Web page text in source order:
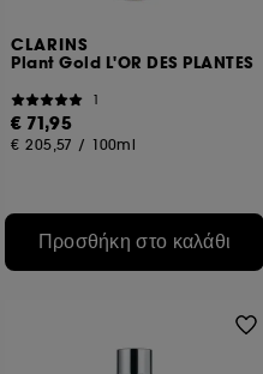
CLARINS
Plant Gold L'OR DES PLANTES
1
€ 71,95
€ 205,57 / 100ml
Προσθήκη στο καλάθι